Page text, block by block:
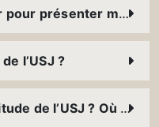
Quels sont les frais à payer pour présenter mon dossier ?
l’USJ ?
Qu’est-ce que le test d’aptitude de l’USJ ? Où et comment puis-je le présenter ?